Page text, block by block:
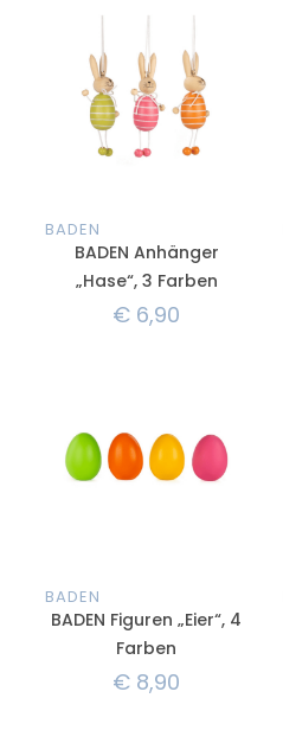
BADEN
BADEN Anhänger
„Hase“, 3 Farben
€ 6,90
BADEN
BADEN Figuren „Eier“, 4
Farben
€ 8,90